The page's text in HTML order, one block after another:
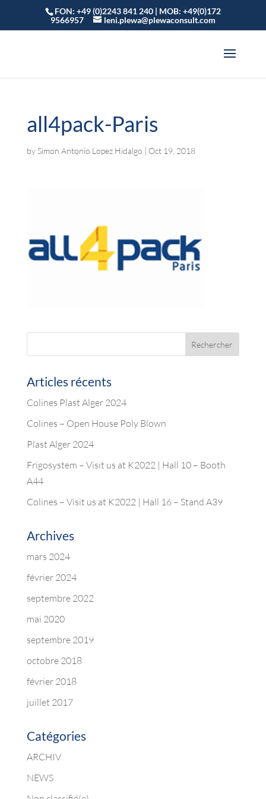
FON: +49 (0)2243 841 240 | MOB: +49(0)172
9566957
leni.plewa@plewaconsult.com
all4pack-Paris
bySimon Antonio Lopez Hidalgo | Oct 19, 2018
Articles récents
Colines Plast Alger 2024
Colines – Open House Poly Blown
Plast Alger 2024
Frigosystem – Visit us at K2022 | Hall 10 – Booth
A44
Colines – Visit us at K2022 | Hall 16 – Stand A39
Archives
mars 2024
février 2024
septembre 2022
mai 2020
septembre 2019
octobre 2018
février 2018
juillet 2017
Catégories
ARCHIV
NEWS